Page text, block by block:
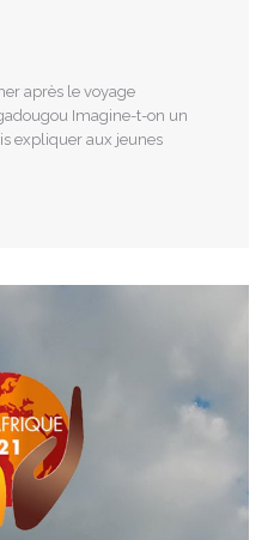
après le voyage
Imagine-t-on un
expliquer aux jeunes